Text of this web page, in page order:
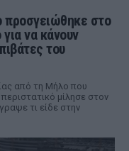
προσγειώθηκε στο
να κάνουν
του
από τη Μήλο που
μίλησε στον
τι είδε στην